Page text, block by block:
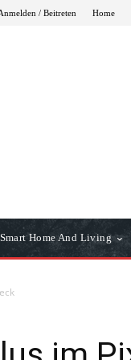
/ Beitreten Home
Smart Home And Living